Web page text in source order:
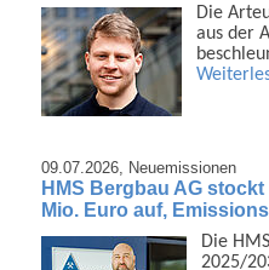
Die
aus der
09.07.2026, Neuemissionen
HMS Bergbau AG stockt
Mio. Euro auf,
Die
2025/